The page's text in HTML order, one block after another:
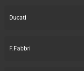
Ducati
F.Fabbri